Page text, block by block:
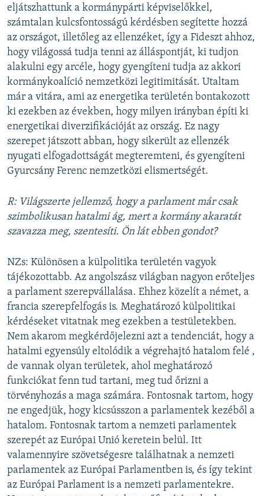
eljátszhattunk a kormánypárti képviselőkkel,
számtalan kulcsfontosságú kérdésben segítette hozzá
az országot, illetőleg az ellenzéket, így a Fideszt ahhoz,
hogy világossá tudja tenni az álláspontját, ki tudjon
alakulni egy arcéle, hogy gyengíteni tudja az akkori
kormánykoalíció nemzetközi legitimitását. Utaltam
már a vitára, ami az energetika területén bontakozott
ki ezekben az években, hogy milyen irányban építi ki
energetikai diverzifikációját az ország. Ez nagy
szerepet játszott abban, hogy sikerült az ellenzék
nyugati elfogadottságát megteremteni, és gyengíteni
Gyurcsány Ferenc nemzetközi elismertségét.
R: Világszerte jellemző, hogy a parlament már csak
szimbolikusan hatalmi ág, mert a kormány akaratát
szavazza meg, szentesíti. Ön lát ebben gondot?
NZs: Különösen a külpolitika területén vagyok
tájékozottabb. Az angolszász világban nagyon erőteljes
a parlament szerepvállalása. Ehhez közelít a német, a
francia szerepfelfogás is. Meghatározó külpolitikai
kérdéseket vitatnak meg ezekben a testületekben.
Nem akarom megkérdőjelezni azt a tendenciát, hogy a
hatalmi egyensúly eltolódik a végrehajtó hatalom felé ,
de vannak olyan területek, ahol meghatározó
funkciókat fenn tud tartani, meg tud őrizni a
törvényhozás a maga számára. Fontosnak tartom, hogy
ne engedjük, hogy kicsússzon a parlamentek kezéből a
hatalom. Fontosnak tartom a nemzeti parlamentek
szerepét az Európai Unió keretein belül. Itt
valamennyire szövetségesre találhatnak a nemzeti
parlamentek az Európai Parlamentben is, és így tekint
az Európai Parlament is a nemzeti parlamentekre.